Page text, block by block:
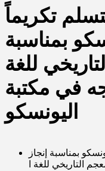
تكريماً
بمناسبة
للغة
في مكتبة
اليونسكو
بمناسبة إنجاز
التاريخي للغة ا